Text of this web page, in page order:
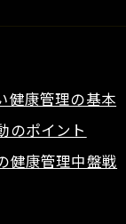
健康管理の基本
のポイント
健康管理中盤戦
とは？